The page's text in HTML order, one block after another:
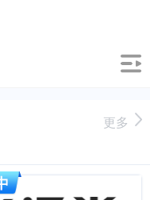
更多